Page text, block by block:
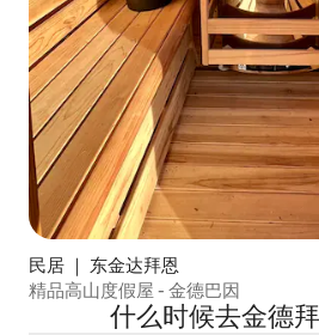
民居 ｜ 东金达拜恩
精品高山度假屋 - 金德巴因
什么时候去金德